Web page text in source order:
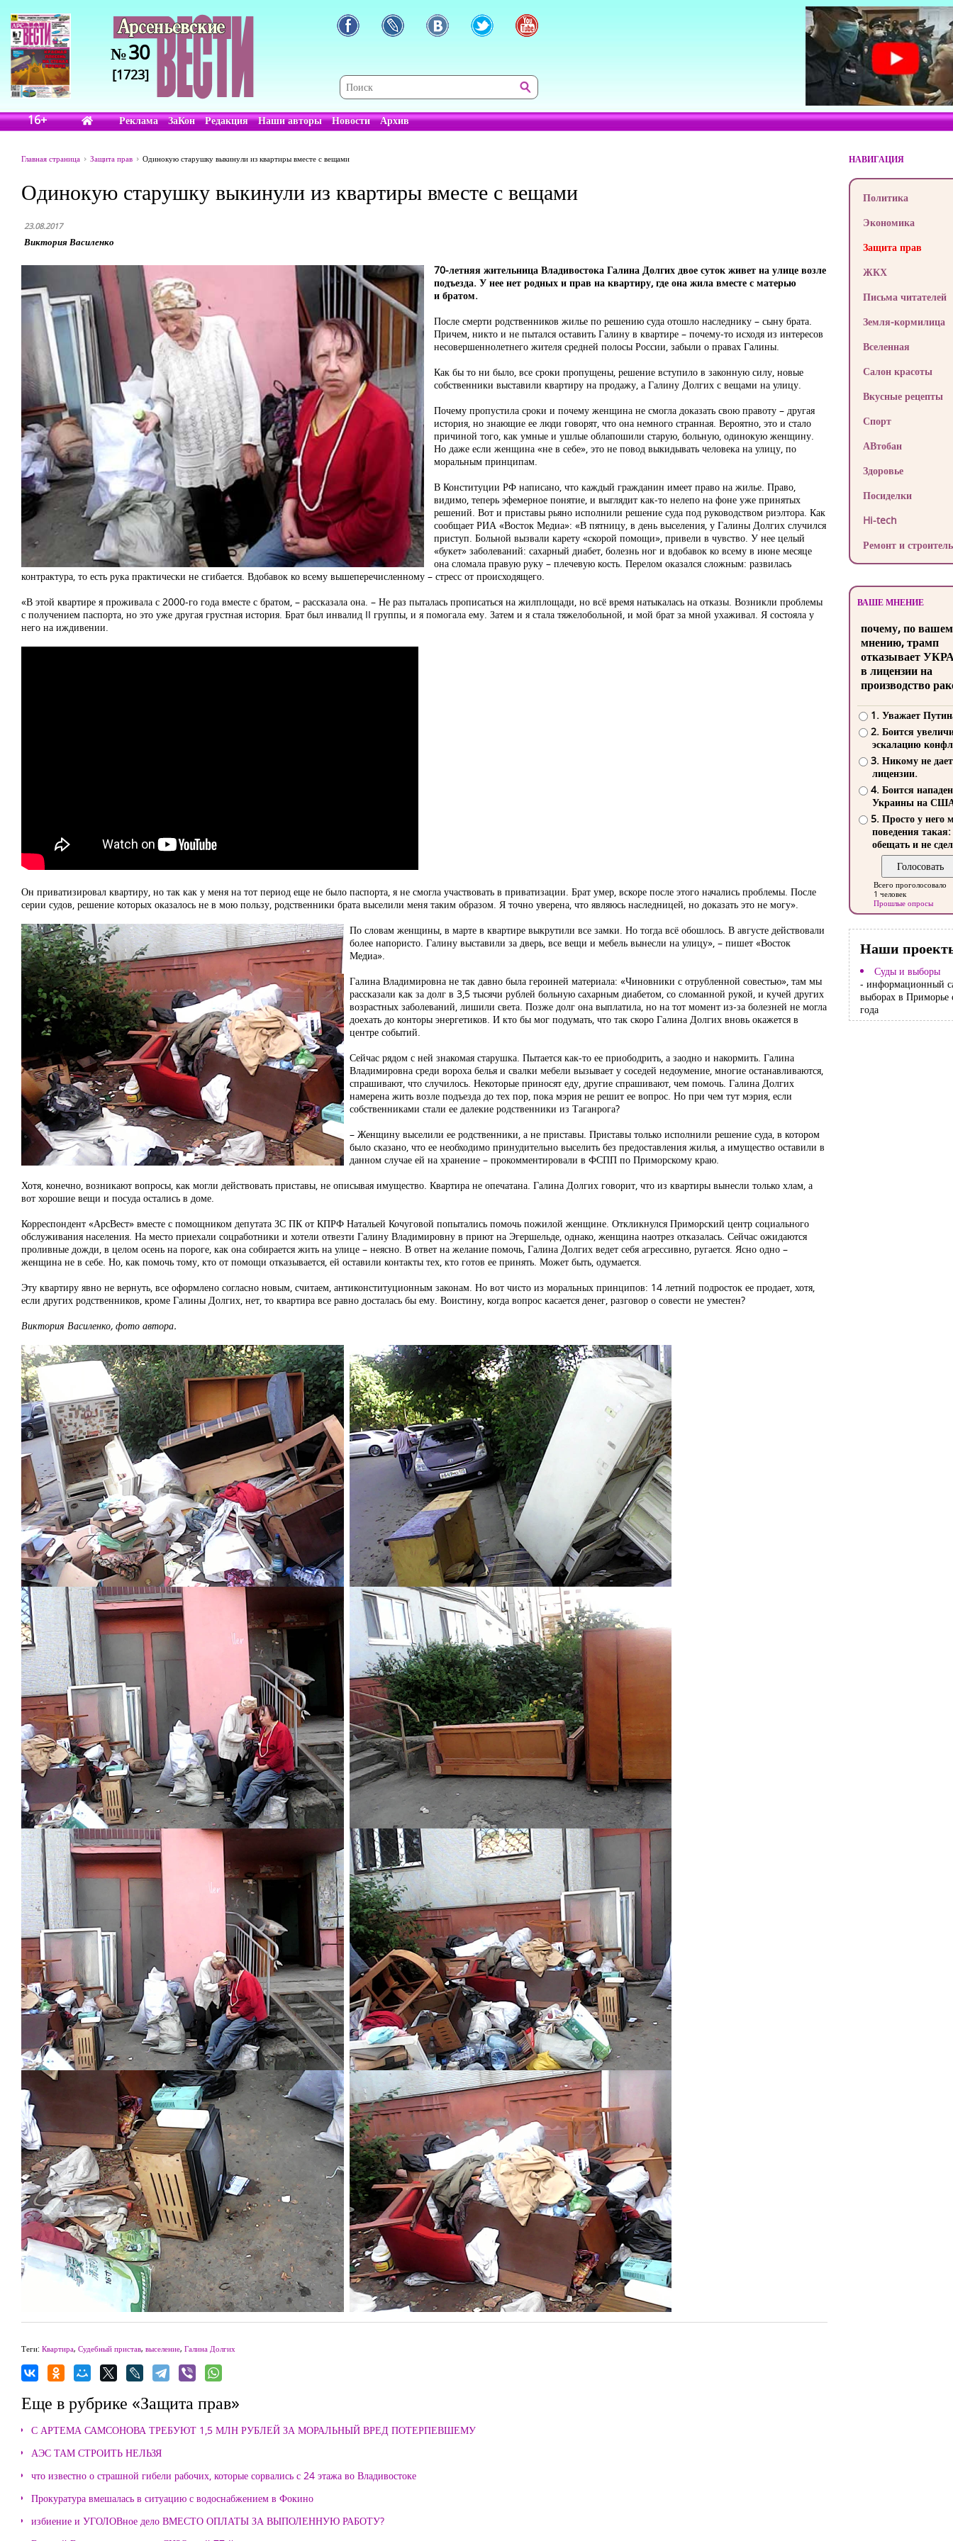
№30
[1723]
16+ Реклама ЗаКон Редакция Наши авторы Новости Архив
Главная страница Защита прав Одинокую старушку выкинули из квартиры вместе с вещами
Одинокую старушку выкинули из квартиры вместе с вещами
23.08.2017
Виктория Василенко
70-летняя жительница Владивостока Галина Долгих двое суток живет на улице возле
подъезда. У нее нет родных и прав на квартиру, где она жила вместе с матерью
и братом.
После смерти родственников жилье по решению суда отошло наследнику – сыну брата.
Причем, никто и не пытался оставить Галину в квартире – почему-то исходя из интересов
несовершеннолетнего жителя средней полосы России, забыли о правах Галины.
Как бы то ни было, все сроки пропущены, решение вступило в законную силу, новые
собственники выставили квартиру на продажу, а Галину Долгих с вещами на улицу.
Почему пропустила сроки и почему женщина не смогла доказать свою правоту – другая
история, но знающие ее люди говорят, что она немного странная. Вероятно, это и стало
причиной того, как умные и ушлые облапошили старую, больную, одинокую женщину.
Но даже если женщина «не в себе», это не повод выкидывать человека на улицу, по
моральным принципам.
В Конституции РФ написано, что каждый гражданин имеет право на жилье. Право,
видимо, теперь эфемерное понятие, и выглядит как-то нелепо на фоне уже принятых
решений. Вот и приставы рьяно исполнили решение суда под руководством риэлтора. Как
сообщает РИА «Восток Медиа»: «В пятницу, в день выселения, у Галины Долгих случился
приступ. Больной вызвали карету «скорой помощи», привели в чувство. У нее целый
«букет» заболеваний: сахарный диабет, болезнь ног и вдобавок ко всему в июне месяце
она сломала правую руку – плечевую кость. Перелом оказался сложным: развилась
контрактура, то есть рука практически не сгибается. Вдобавок ко всему вышеперечисленному – стресс от происходящего.
«В этой квартире я проживала с 2000-го года вместе с братом, – рассказала она. – Не раз пыталась прописаться на жилплощади, но всё время натыкалась на отказы. Возникли проблемы
с получением паспорта, но это уже другая грустная история. Брат был инвалид II группы, и я помогала ему. Затем и я стала тяжелобольной, и мой брат за мной ухаживал. Я состояла у
него на иждивении.
Он приватизировал квартиру, но так как у меня на тот период еще не было паспорта, я не смогла участвовать в приватизации. Брат умер, вскоре после этого начались проблемы. После
серии судов, решение которых оказалось не в мою пользу, родственники брата выселили меня таким образом. Я точно уверена, что являюсь наследницей, но доказать это не могу».
По словам женщины, в марте в квартире выкрутили все замки. Но тогда всё обошлось. В августе действовали
более напористо. Галину выставили за дверь, все вещи и мебель вынесли на улицу», – пишет «Восток
Медиа».
Галина Владимировна не так давно была героиней материала: «Чиновники с отрубленной совестью», там мы
рассказали как за долг в 3,5 тысячи рублей больную сахарным диабетом, со сломанной рукой, и кучей других
возрастных заболеваний, лишили света. Позже долг она выплатила, но на тот момент из-за болезней не могла
доехать до конторы энергетиков. И кто бы мог подумать, что так скоро Галина Долгих вновь окажется в
центре событий.
Сейчас рядом с ней знакомая старушка. Пытается как-то ее приободрить, а заодно и накормить. Галина
Владимировна среди вороха белья и свалки мебели вызывает у соседей недоумение, многие останавливаются,
спрашивают, что случилось. Некоторые приносят еду, другие спрашивают, чем помочь. Галина Долгих
намерена жить возле подъезда до тех пор, пока мэрия не решит ее вопрос. Но при чем тут мэрия, если
собственниками стали ее далекие родственники из Таганрога?
– Женщину выселили ее родственники, а не приставы. Приставы только исполнили решение суда, в котором
было сказано, что ее необходимо принудительно выселить без предоставления жилья, а имущество оставили в
данном случае ей на хранение – прокомментировали в ФСПП по Приморскому краю.
Хотя, конечно, возникают вопросы, как могли действовать приставы, не описывая имущество. Квартира не опечатана. Галина Долгих говорит, что из квартиры вынесли только хлам, а
вот хорошие вещи и посуда остались в доме.
Корреспондент «АрсВест» вместе с помощником депутата ЗС ПК от КПРФ Натальей Кочуговой попытались помочь пожилой женщине. Откликнулся Приморский центр социального
обслуживания населения. На место приехали соцработники и хотели отвезти Галину Владимировну в приют на Эгершельде, однако, женщина наотрез отказалась. Сейчас ожидаются
проливные дожди, в целом осень на пороге, как она собирается жить на улице – неясно. В ответ на желание помочь, Галина Долгих ведет себя агрессивно, ругается. Ясно одно –
женщина не в себе. Но, как помочь тому, кто от помощи отказывается, ей оставили контакты тех, кто готов ее принять. Может быть, одумается.
Эту квартиру явно не вернуть, все оформлено согласно новым, считаем, антиконституционным законам. Но вот чисто из моральных принципов: 14 летний подросток ее продает, хотя,
если других родственников, кроме Галины Долгих, нет, то квартира все равно досталась бы ему. Воистину, когда вопрос касается денег, разговор о совести не уместен?
Виктория Василенко, фото автора.
Теги: Квартира, Судебный пристав, выселение, Галина Долгих
Еще в рубрике «Защита прав»
С АРТЕМА САМСОНОВА ТРЕБУЮТ 1,5 МЛН РУБЛЕЙ ЗА МОРАЛЬНЫЙ ВРЕД ПОТЕРПЕВШЕМУ
АЭС ТАМ СТРОИТЬ НЕЛЬЗЯ
что известно о страшной гибели рабочих, которые сорвались с 24 этажа во Владивостоке
Прокуратура вмешалась в ситуацию с водоснабжением в Фокино
избиение и УГОЛОВное дело ВМЕСТО ОПЛАТЫ ЗА ВЫПОЛЕННУЮ РАБОТУ?
НАВИГАЦИЯ
Политика
Экономика
Защита прав
ЖКХ
Письма читателей
Земля-кормилица
Вселенная
Салон красоты
Вкусные рецепты
Спорт
АВтобан
Здоровье
Посиделки
Hi-tech
Ремонт и
ВАШЕ МНЕНИЕ
почему, по
мнению, трамп
отказывает
в лицензии на
производство
1. Уважает
2. Боится
эскалацию
3. Никому не
лицензии.
4. Боится
Украины на
5. Просто у него
поведения такая:
обещать и не
Всего проголосовало
1 человек
Прошлые опросы
Наши
Суды и выборы
- информационный
выборах в Приморье
года